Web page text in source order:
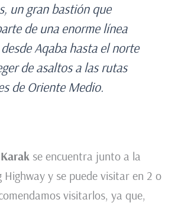
un gran bastión que
de una enorme línea
Aqaba hasta el norte
de asaltos a las rutas
de Oriente Medio.
se encuentra junto a la
y se puede visitar en 2 o
visitarlos, ya que,